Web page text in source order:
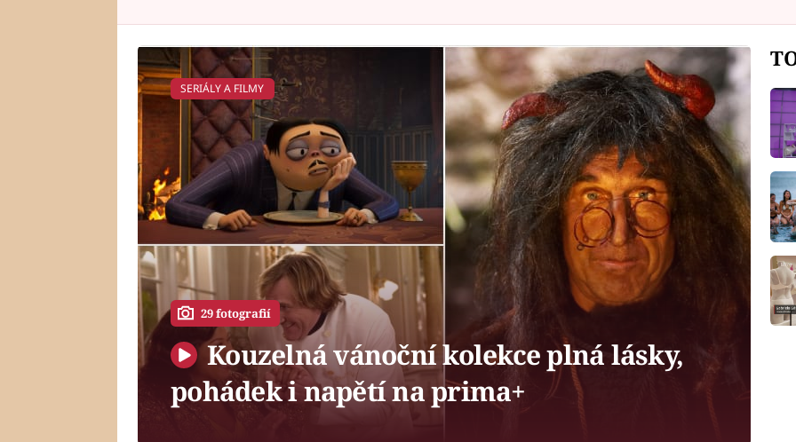
SERIÁLY A FILMY
29 fotografií
Kouzelná vánoční kolekce plná lásky,
pohádek i napětí na prima+